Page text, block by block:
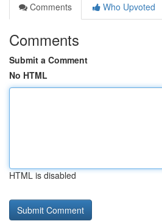
Comments
Who Upvoted
Comments
Submit a Comment
No HTML
HTML is disabled